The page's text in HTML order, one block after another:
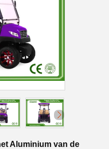
Aluminium van de